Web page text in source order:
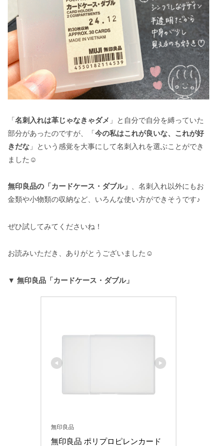
「名刺入れは革じゃなきゃダメ 」と自分で自分を縛っていた
部分があったのですが、「今の私はこれが良いな、これが好
きだな 」という感覚を大事にして名刺入れを選ぶことができ
ました☺️
無印良品の「カードケース・ダブル」
、名刺入れ以外にもお
金類や小物類の収納など、いろんな使い方ができそうです♪
ぜひ試してみてくださいね！
お読みいただき、ありがとうございました☺️
▼ 無印良品「カードケース・ダブル」
無印良品
無印良品 ポリプロピレンカード